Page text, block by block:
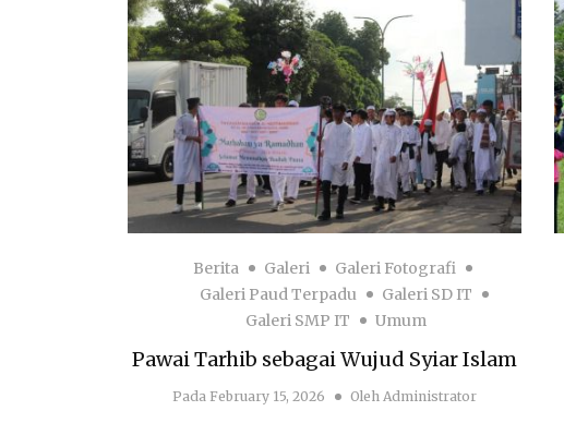
Berita Galeri
Galeri Fotografi
Galeri Paud Terpadu
Galeri SD IT
Galeri SMP IT
Umum
Pawai Tarhib sebagai Wujud Syiar Islam
Pada February 15, 2026 Oleh Administrator